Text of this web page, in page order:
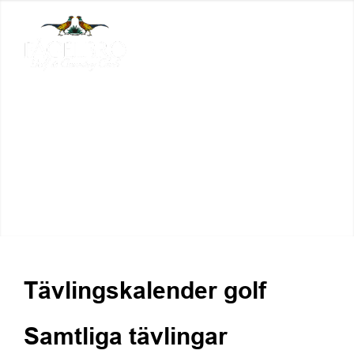
Tävlingskalender golf
Samtliga tävlingar